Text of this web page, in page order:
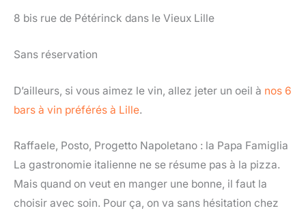
8 bis rue de Pétérinck dans le Vieux Lille
Sans réservation
D’ailleurs, si vous aimez le vin, allez jeter un oeil à nos 6
bars à vin préférés à Lille.
Raffaele, Posto, Progetto Napoletano : la Papa Famiglia
La gastronomie italienne ne se résume pas à la pizza.
Mais quand on veut en manger une bonne, il faut la
choisir avec soin. Pour ça, on va sans hésitation chez